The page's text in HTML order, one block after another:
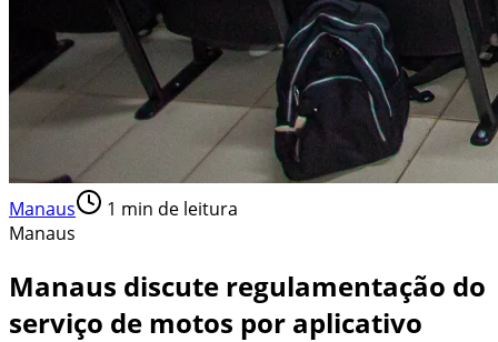
Manaus 1 min de leitura
Manaus
Manaus discute regulamentação do
serviço de motos por aplicativo